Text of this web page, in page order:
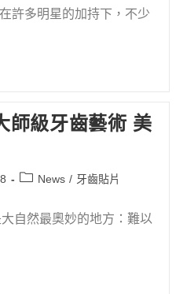
許多明星的加持下，不少
師級牙齒藝術 美
News / 牙齒貼片
自然最奧妙的地方：難以